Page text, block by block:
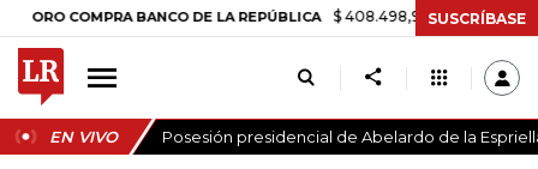
COMPRA BANCO DE LA REPÚBLICA $ 408.498,97 +$ 8.753,81 +2,19%
SUSCRÍBASE
EN VIVO Posesión presidencial de Abelardo de la